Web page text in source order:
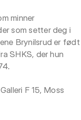
minner
som setter deg i
Brynilsrud er født
SHKS, der hun
F 15, Moss